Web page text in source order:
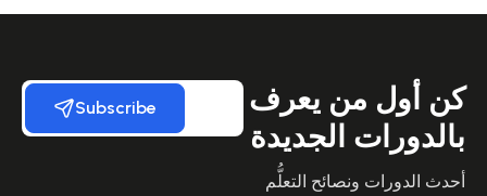
كن أول من يعرف
بالدورات الجديدة
أحدث الدورات ونصائح التعلُّم
Subscribe